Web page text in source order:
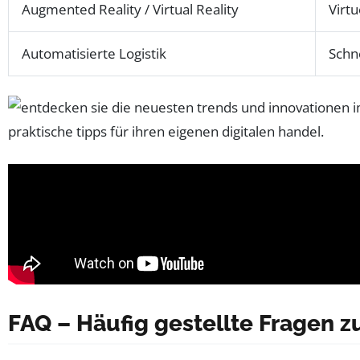
Augmented Reality / Virtual Reality
Automatisierte Logistik
FAQ – Häufig gestellte Fragen